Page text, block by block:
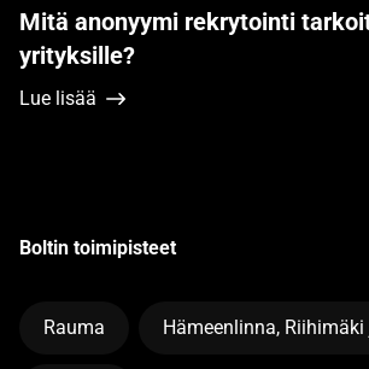
Mitä anonyymi rekrytointi
yrityksille?
Lue lisää
Boltin toimipisteet
Rauma Hämeenlinna,